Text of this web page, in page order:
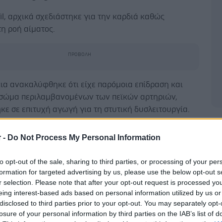
- Do Not Process My Personal Information
opt-out of the sale, sharing to third parties, or processing of your
for targeted advertising by us, please use the below opt-out
selection. Please note that after your opt-out request is processed
interest-based ads based on personal information utilized by us
to third parties prior to your opt-out. You may separately
of your personal information by third parties on the IAB’s list of
αρχικά σχεδιάστηκε για την καρδιά καθώς
ροή αίματος.
ανακαλύφθηκε ότι είχε παρόμοια επίδραση και
περιλαμβανομένων των πεϊκών αρτηριών,
σε επιτυχή αγωγή για τη στυτική δυσλειτουργία.
χρησιμοποιείται στην πνευμονική υπέρταση.
τελευταίως εξετάζουν αν θα μπορούσε να βοηθά
με κίνδυνο αγγειακής άνοιας. Τώρα, πιστεύουν ότι
να βοηθά και στη νόσο Alzheimer.
ανακάλυψαν ότι υψηλές δόσεις του φαρμάκου
ανάπτυξη εγκεφαλικών κυττάρων και μειώνουν